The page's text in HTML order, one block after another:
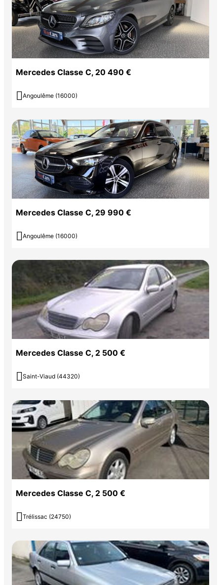
Indicateur de température extérieur
Indicateur dynamique de maintenance (ASSYST PLUS)
Inserts décoratifs en aluminium clair et en laque noire
KEYLESS-GO : système de démarrage sans clé
Kit anti-crevaison TIREFIT
anti-pincement
Mercedes me connect
Pack AMG Line extérieur
Pack AMG Line Intérieur
Pack Confort des sièges avant
Pack d'aide au stationnement
Pack d'éclairage intérieur
Pack rangement
Pack rétroviseurs
Pare-chocs arrière couleur carrosserie
Projecteurs hautes performances à technologie LED
Rétroviseurs extérieurs électriques, chauffants et asphériques, avec
rappels de clignotants intégrés
Sécurité enfant avec verrouillage manuel des portes arrière et
électrique des vitres arrière
SPEEDTRONIC (limiteur de vitesse)
Système d'Appel d'Urgence Mercedes-Benz
Système de navigation par carte SD
Système de sonorisation avec quatre haut-parleurs de médiums
dans les contre-portes et un Frontbass
Système de stabilisation en cas de vent latéral
Tempomat (Régulateur de vitesse)
audio, téléphone et média sur l'écran couleur
Train de roulement AGILITY CONTROL avec système
d'amortissement sélectif
Verrouillage centralisé à télécommande avec fonction de
verrouillage automatique
Couleur
Puissance réelle
Garantie mécanique
12 mois
Mercedes Classe C, 20 490 €
 Angoulême (16000)
Mercedes Classe C, 29 990 €
 Angoulême (16000)
Mercedes Classe C, 2 500 €
 Saint-Viaud (44320)
Mercedes Classe C, 2 500 €
 Trélissac (24750)